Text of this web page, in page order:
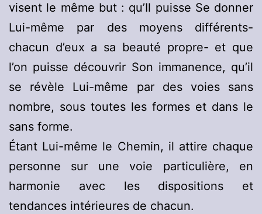
visent le même but : qu’Il puisse Se donner
Lui-même par des moyens différents-
chacun d’eux a sa beauté propre- et que
l’on puisse découvrir Son immanence, qu’il
se révèle Lui-même par des voies sans
nombre, sous toutes les formes et dans le
sans forme.
Étant Lui-même le Chemin, il attire chaque
personne sur une voie particulière, en
harmonie avec les dispositions et
tendances intérieures de chacun.